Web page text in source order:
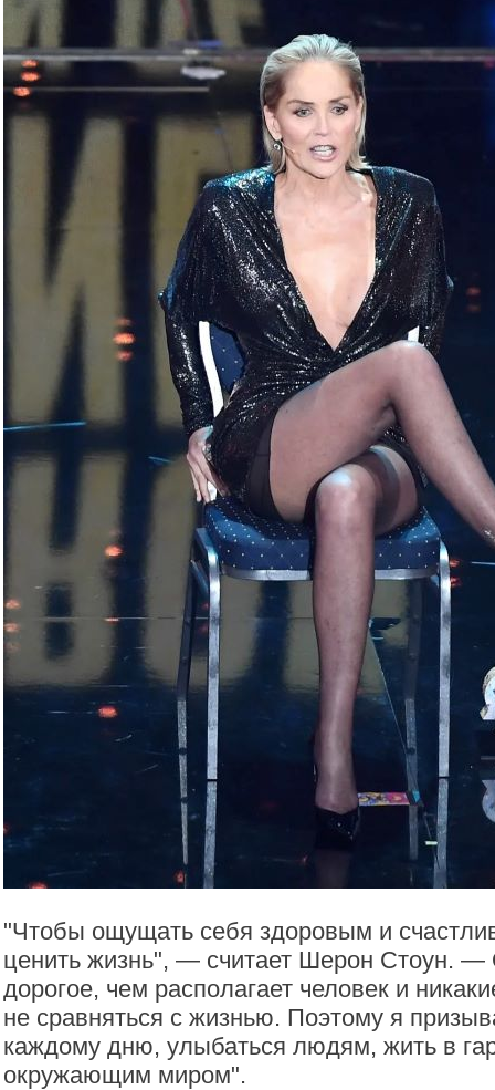
"Чтобы ощущать себя здоровым и
ценить жизнь", — считает Шерон Стоун.
дорогое, чем располагает человек и
не сравняться с жизнью. Поэтому я
каждому дню, улыбаться людям, жить в
окружающим миром".